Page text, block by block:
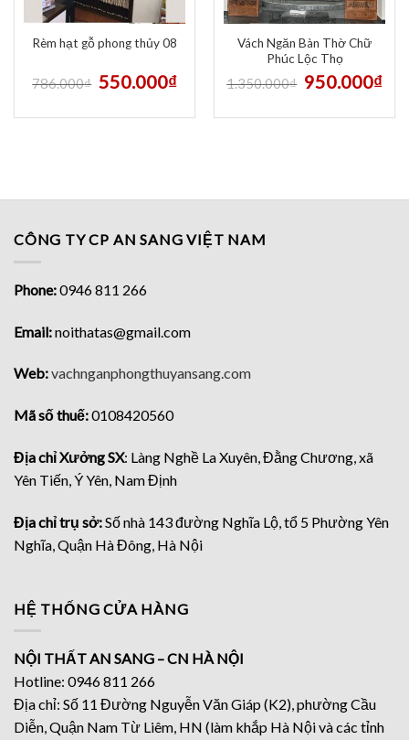
Rèm hạt gỗ phong thủy 08
786.000₫ 550.000₫
Vách Ngăn Bàn Thờ Chữ
Phúc Lộc Thọ
1.350.000₫ 950.000₫
CÔNG TY CP AN SANG VIỆT NAM
Phone:0946 811 266
Email:noithatas@gmail.com
Web:vachnganphongthuyansang.com
Mã số thuế:0108420560
Địa chỉ Xưởng SX: Làng Nghề La Xuyên, Đằng Chương, xã
Yên Tiến, Ý Yên, Nam Định
Địa chỉ trụ sở:Số nhà 143 đường Nghĩa Lộ, tổ 5 Phường Yên
Nghĩa, Quận Hà Đông, Hà Nội
HỆ THỐNG CỬA HÀNG
NỘI THẤT AN SANG – CN HÀ NỘI
Hotline: 0946 811 266
Địa chỉ: Số 11 Đường Nguyễn Văn Giáp (K2), phường Cầu
Diễn, Quận Nam Từ Liêm, HN (làm khắp Hà Nội và các tỉnh